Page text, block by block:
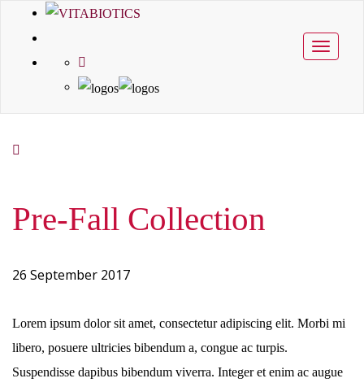
Toggle
Pre-Fall Collection
26 September 2017
Lorem ipsum dolor sit amet, consectetur adipiscing elit. Morbi mi
libero, posuere ultricies bibendum a, congue ac turpis.
Suspendisse dapibus bibendum viverra. Integer et enim ac augue